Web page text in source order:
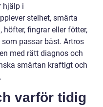
hjälp i
stelhet, smärta
fingrar eller fötter,
passar bäst. Artros
med rätt diagnos och
smärtan kraftigt och
varför tidig